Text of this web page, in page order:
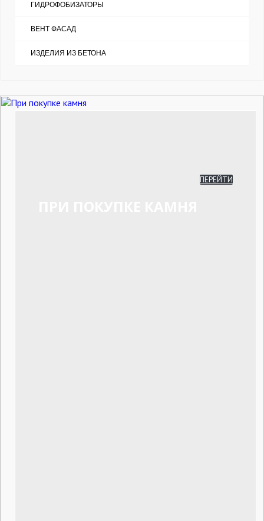
ГИДРОФОБИЗАТОРЫ
ВЕНТ ФАСАД
ИЗДЕЛИЯ ИЗ БЕТОНА
ПЕРЕЙТИ